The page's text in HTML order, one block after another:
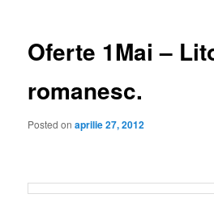
Oferte 1Mai –
romanesc.
Posted onaprilie 27, 2012